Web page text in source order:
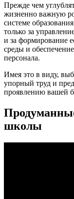
Прежде чем
жизненно важную
системе
только за
и за формирование
среды и
персонала.
Имея это в виду,
упорный труд и
проявлению вашей
школы